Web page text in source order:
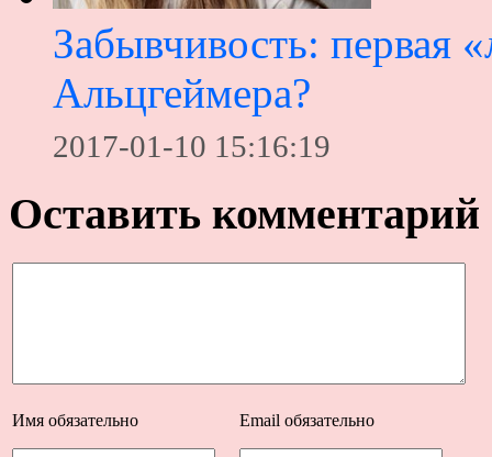
Забывчивость: первая
Альцгеймера?
2017-01-10 15:16:19
Оставить комментарий
Имя обязательно Email обязательно